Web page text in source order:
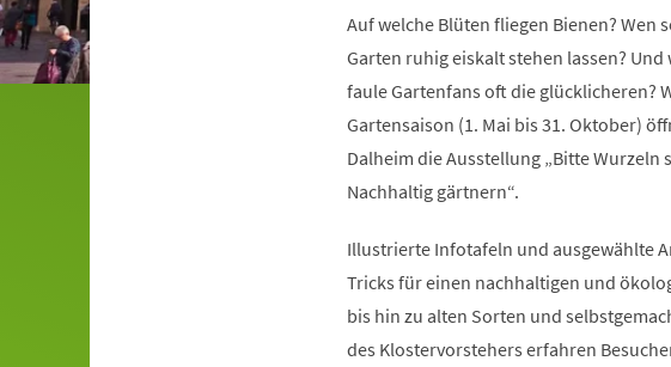
Auf welche Blüten fliegen Bienen? Wen
Garten ruhig eiskalt stehen lassen? Und
faule Gartenfans oft die glücklicheren?
Gartensaison (1. Mai bis 31. Oktober)
Dalheim die Ausstellung „Bitte Wurzeln
Nachhaltig gärtnern“.
Illustrierte Infotafeln und ausgewählte
Tricks für einen nachhaltigen und
bis hin zu alten Sorten und
des Klostervorstehers erfahren